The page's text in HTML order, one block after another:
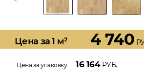
Цена за 1 м² 4 740
Цена за упаковку 16 164РУБ.